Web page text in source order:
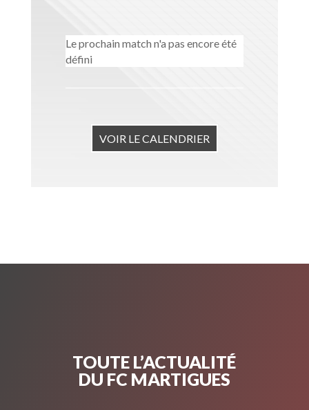
Le prochain match n'a pas encore été
défini
VOIR LE CALENDRIER
TOUTE L’ACTUALITÉ
DU FC MARTIGUES